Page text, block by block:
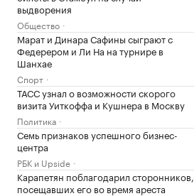
выдворения
Общество
Марат и Динара Сафины сыграют с
Федерером и Ли На на турнире в
Шанхае
Спорт
ТАСС узнал о возможности скорого
визита Уиткоффа и Кушнера в Москву
Политика
Семь признаков успешного бизнес-
центра
РБК и Upside
Карапетян поблагодарил сторонников,
посещавших его во время ареста